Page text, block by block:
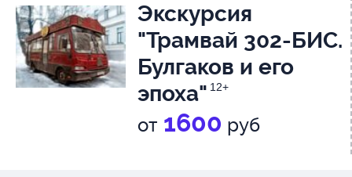
Экскурсия
"Трамвай 302-БИС.
Булгаков и его
эпоха" 12+
от 1600 руб